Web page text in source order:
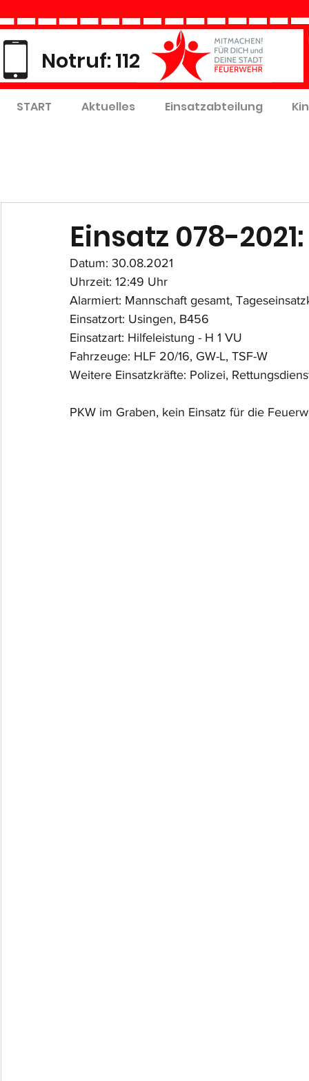
Notruf: 112
START Aktuelles Einsatzabteilung
Einsatz 078-
Datum: 30.08.2021
Uhrzeit: 12:49 Uhr
Alarmiert: Mannschaft gesamt,
Einsatzort: Usingen, B456
Einsatzart: Hilfeleistung - H 1 VU
Fahrzeuge: HLF 20/16, GW-L, TSF-W
Weitere Einsatzkräfte: Polizei,
PKW im Graben, kein Einsatz für die